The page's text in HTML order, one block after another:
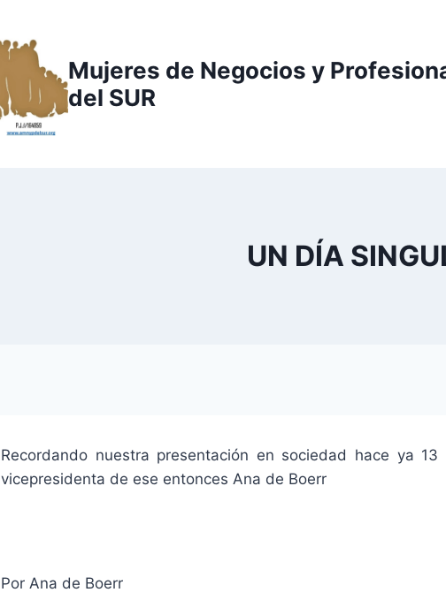
Mujeres de Negocios y
del SUR
UN DÍA
Recordando nuestra presentación en sociedad hace ya
vicepresidenta de ese entonces Ana de Boerr
Por Ana de Boerr